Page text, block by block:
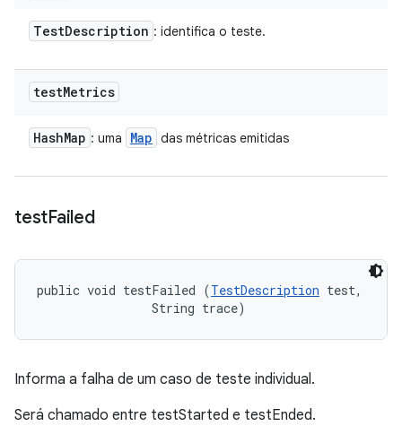
TestDescription : identifica o teste.
testMetrics
HashMap : uma Map das métricas emitidas
testFailed
public void testFailed (TestDescription test,
                String trace)
Informa a falha de um caso de teste individual.
Será chamado entre testStarted e testEnded.